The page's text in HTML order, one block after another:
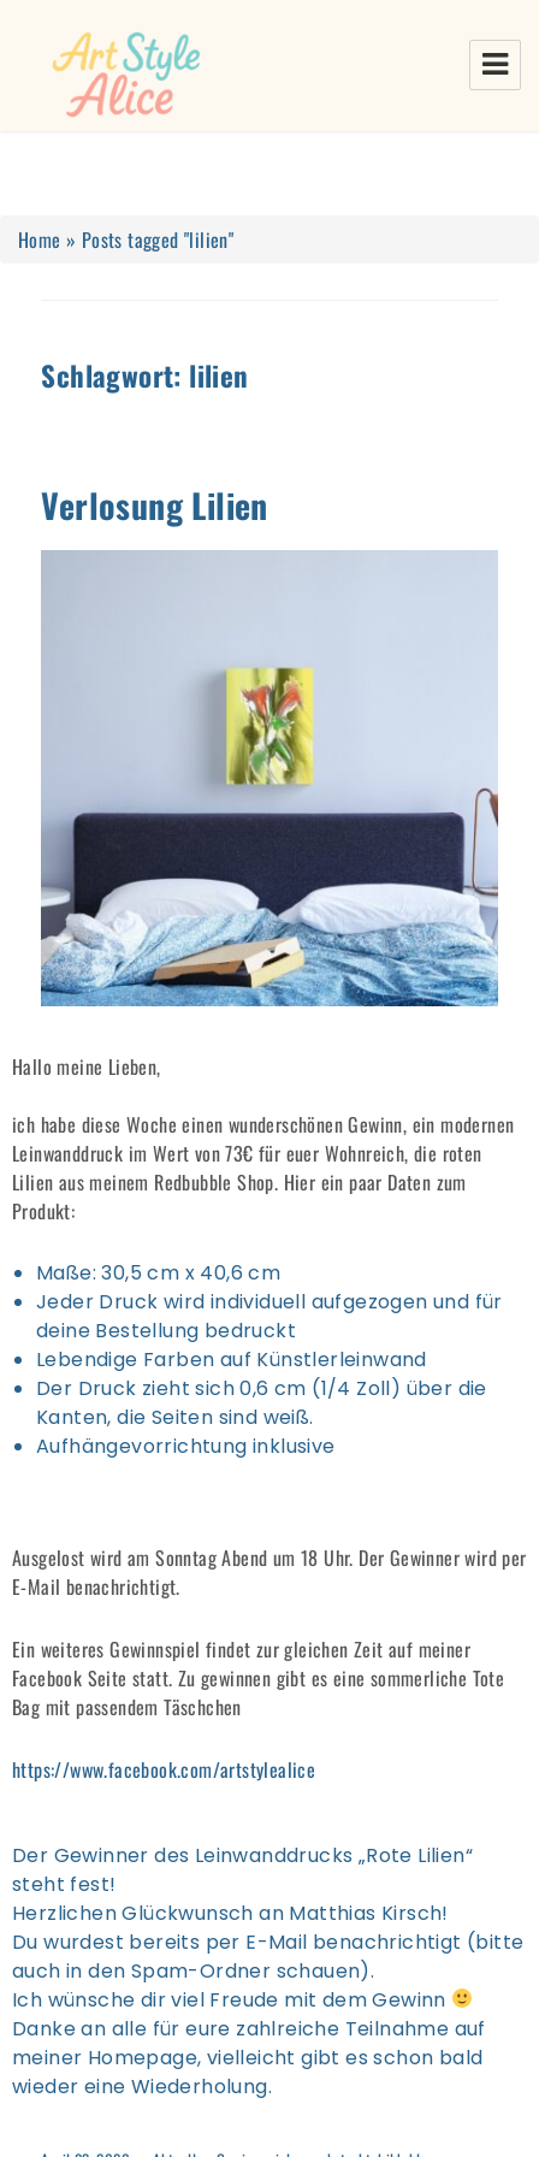
Home » Posts tagged "lilien"
Schlagwort: lilien
Verlosung Lilien
Hallo meine Lieben,
ich habe diese Woche einen wunderschönen Gewinn, ein modernen
Leinwanddruck im Wert von 73€ für euer Wohnreich, die roten
Lilien aus meinem Redbubble Shop. Hier ein paar Daten zum
Produkt:
Maße: 30,5 cm x 40,6 cm
Jeder Druck wird individuell aufgezogen und für
deine Bestellung bedruckt
Lebendige Farben auf Künstlerleinwand
Der Druck zieht sich 0,6 cm (1/4 Zoll) über die
Kanten, die Seiten sind weiß.
Aufhängevorrichtung inklusive
Ausgelost wird am Sonntag Abend um 18 Uhr. Der Gewinner wird per
E-Mail benachrichtigt.
Ein weiteres Gewinnspiel findet zur gleichen Zeit auf meiner
Facebook Seite statt. Zu gewinnen gibt es eine sommerliche Tote
Bag mit passendem Täschchen
https://www.facebook.com/artstylealice
Der Gewinner des Leinwanddrucks „Rote Lilien“
steht fest!
Herzlichen Glückwunsch an Matthias Kirsch!
Du wurdest bereits per E-Mail benachrichtigt (bitte
auch in den Spam-Ordner schauen).
Ich wünsche dir viel Freude mit dem Gewinn
Danke an alle für eure zahlreiche Teilnahme auf
meiner Homepage, vielleicht gibt es schon bald
wieder eine Wiederholung.